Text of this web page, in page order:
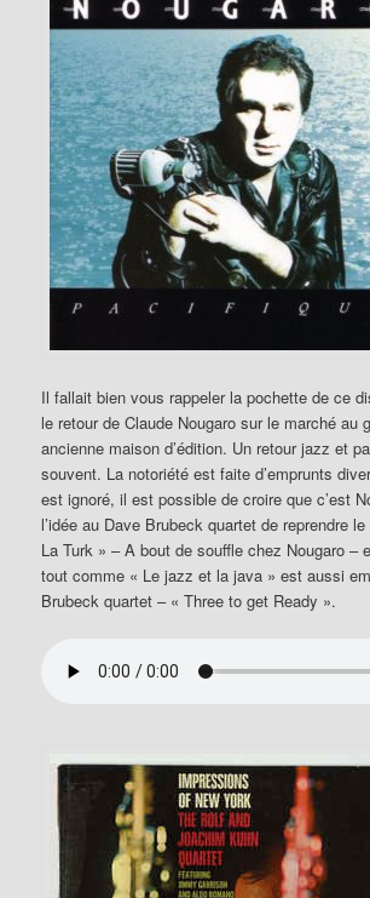
Il fallait bien vous rappeler la pochette de ce
le retour de Claude Nougaro sur le marché au
ancienne maison d’édition. Un retour jazz et
souvent. La notoriété est faite d’emprunts
est ignoré, il est possible de croire que c’est
l’idée au Dave Brubeck quartet de reprendre
La Turk » – A bout de souffle chez Nougaro –
tout comme « Le jazz et la java » est aussi
Brubeck quartet – « Three to get Ready ».